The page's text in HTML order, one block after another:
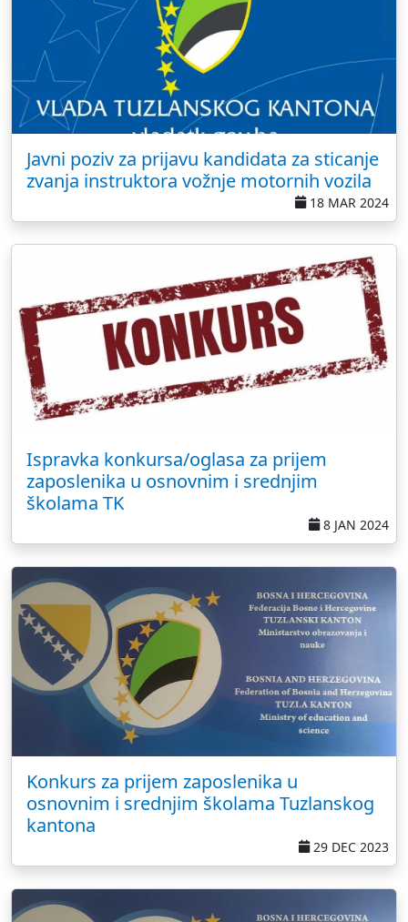
Javni poziv za prijavu kandidata za sticanje
zvanja instruktora vožnje motornih vozila
18 MAR 2024
Ispravka konkursa/oglasa za prijem
zaposlenika u osnovnim i srednjim
školama TK
8 JAN 2024
Konkurs za prijem zaposlenika u
osnovnim i srednjim školama Tuzlanskog
kantona
29 DEC 2023